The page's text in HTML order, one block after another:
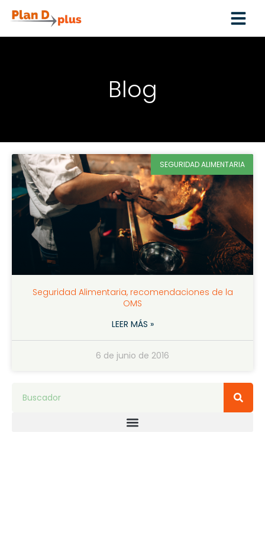
Blog
SEGURIDAD ALIMENTARIA
Seguridad Alimentaria, recomendaciones de la
OMS
LEER MÁS »
6 de junio de 2016